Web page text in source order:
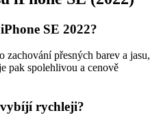
SE 2022?
přesných barev a jasu,
pak spolehlivou a cenově
vybíjí rychleji?